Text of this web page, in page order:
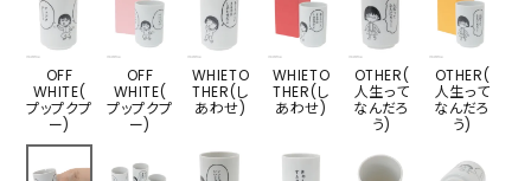
OFF
WHITE(
プップクプ
ー)
OFF
WHITE(
プップクプ
ー)
WHIETO
THER(し
あわせ)
WHIETO
THER(し
あわせ)
OTHER(
人生って
なんだろ
う)
OTHER(
人生って
なんだろ
う)